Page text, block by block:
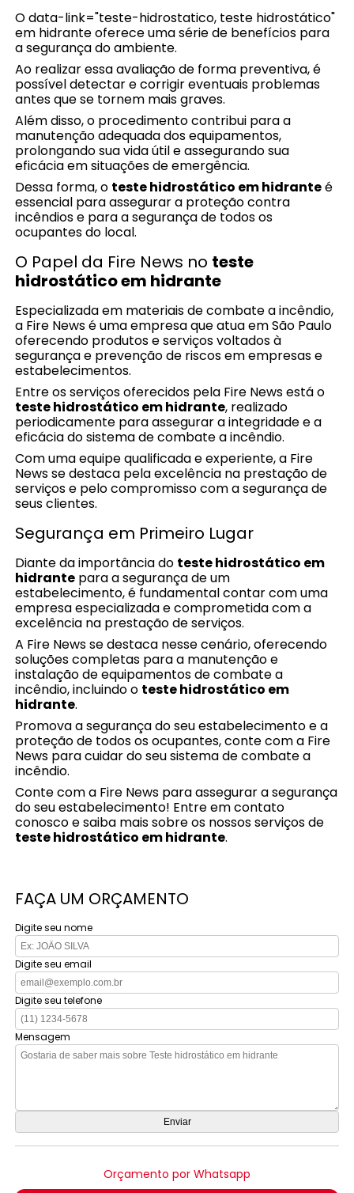
O data-link="teste-hidrostatico, teste hidrostático"
em hidrante oferece uma série de benefícios para
a segurança do ambiente.
Ao realizar essa avaliação de forma preventiva, é
possível detectar e corrigir eventuais problemas
antes que se tornem mais graves.
Além disso, o procedimento contribui para a
manutenção adequada dos equipamentos,
prolongando sua vida útil e assegurando sua
eficácia em situações de emergência.
Dessa forma, o teste hidrostático em hidranteé
essencial para assegurar a proteção contra
incêndios e para a segurança de todos os
ocupantes do local.
O Papel da Fire News no teste
hidrostático em hidrante
Especializada em materiais de combate a incêndio,
a Fire News é uma empresa que atua em São Paulo
oferecendo produtos e serviços voltados à
segurança e prevenção de riscos em empresas e
estabelecimentos.
Entre os serviços oferecidos pela Fire News está o
teste hidrostático em hidrante, realizado
periodicamente para assegurar a integridade e a
eficácia do sistema de combate a incêndio.
Com uma equipe qualificada e experiente, a Fire
News se destaca pela excelência na prestação de
serviços e pelo compromisso com a segurança de
seus clientes.
Segurança em Primeiro Lugar
Diante da importância do teste hidrostático em
hidrante para a segurança de um
estabelecimento, é fundamental contar com uma
empresa especializada e comprometida com a
excelência na prestação de serviços.
A Fire News se destaca nesse cenário, oferecendo
soluções completas para a manutenção e
instalação de equipamentos de combate a
incêndio, incluindo o teste hidrostático em
hidrante.
Promova a segurança do seu estabelecimento e a
proteção de todos os ocupantes, conte com a Fire
News para cuidar do seu sistema de combate a
incêndio.
Conte com a Fire News para assegurar a segurança
do seu estabelecimento! Entre em contato
conosco e saiba mais sobre os nossos serviços de
teste hidrostático em hidrante.
FAÇA UM ORÇAMENTO
Digite seu nome
Digite seu email
Digite seu telefone
Mensagem
Orçamento por Whatsapp